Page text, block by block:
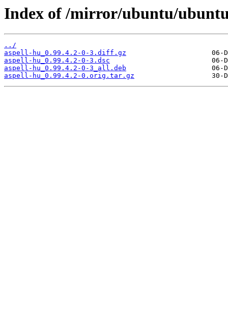
Index of /mirror/ubuntu/
../
aspell-hu_0.99.4.2-0-3.diff.gz
aspell-hu_0.99.4.2-0-3.dsc
aspell-hu_0.99.4.2-0-3_all.deb
aspell-hu_0.99.4.2-0.orig.tar.gz